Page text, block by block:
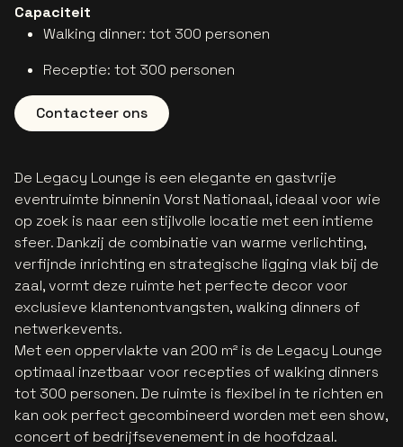
Ga naar de website van Vorst Nationaal
Capaciteit
Walking dinner: tot 300 personen
Receptie: tot 300 personen
Contacteer ons
De Legacy Lounge is een elegante en gastvrije
eventruimte binnenin Vorst Nationaal, ideaal voor wie
op zoek is naar een stijlvolle locatie met een intieme
sfeer. Dankzij de combinatie van warme verlichting,
verfijnde inrichting en strategische ligging vlak bij de
zaal, vormt deze ruimte het perfecte decor voor
exclusieve klantenontvangsten, walking dinners of
netwerkevents.
Met een oppervlakte van 200 m² is de Legacy Lounge
optimaal inzetbaar voor recepties of walking dinners
tot 300 personen. De ruimte is flexibel in te richten en
kan ook perfect gecombineerd worden met een show,
concert of bedrijfsevenement in de hoofdzaal.